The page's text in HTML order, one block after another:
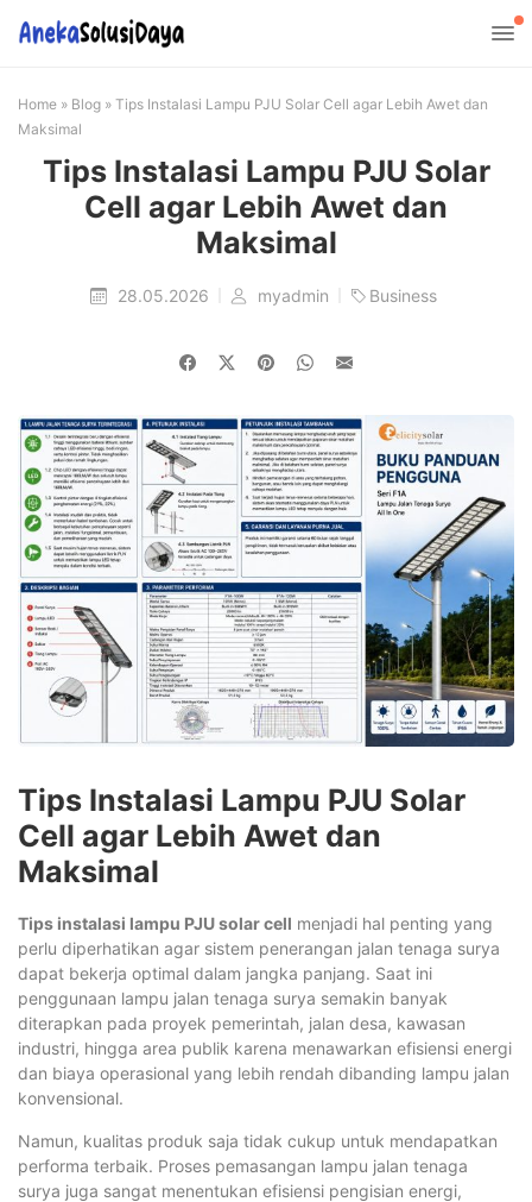
Home » Blog » Tips Instalasi Lampu PJU Solar Cell agar Lebih Awet dan
Maksimal
Tips Instalasi Lampu PJU Solar
Cell agar Lebih Awet dan
Maksimal
28.05.2026 myadmin Business
Tips Instalasi Lampu PJU Solar
Cell agar Lebih Awet dan
Maksimal
Tips instalasi lampu PJU solar cell menjadi hal penting yang
perlu diperhatikan agar sistem penerangan jalan tenaga surya
dapat bekerja optimal dalam jangka panjang. Saat ini
penggunaan lampu jalan tenaga surya semakin banyak
diterapkan pada proyek pemerintah, jalan desa, kawasan
industri, hingga area publik karena menawarkan efisiensi energi
dan biaya operasional yang lebih rendah dibanding lampu jalan
konvensional.
Namun, kualitas produk saja tidak cukup untuk mendapatkan
performa terbaik. Proses pemasangan lampu jalan tenaga
surya juga sangat menentukan efisiensi pengisian energi,